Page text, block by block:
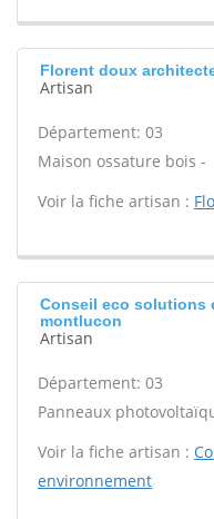
Florent doux
Artisan
Département: 03
Maison ossature bois -
Voir la fiche artisan :
Conseil eco solutions
montlucon
Artisan
Département: 03
Panneaux
Voir la fiche artisan :
environnement